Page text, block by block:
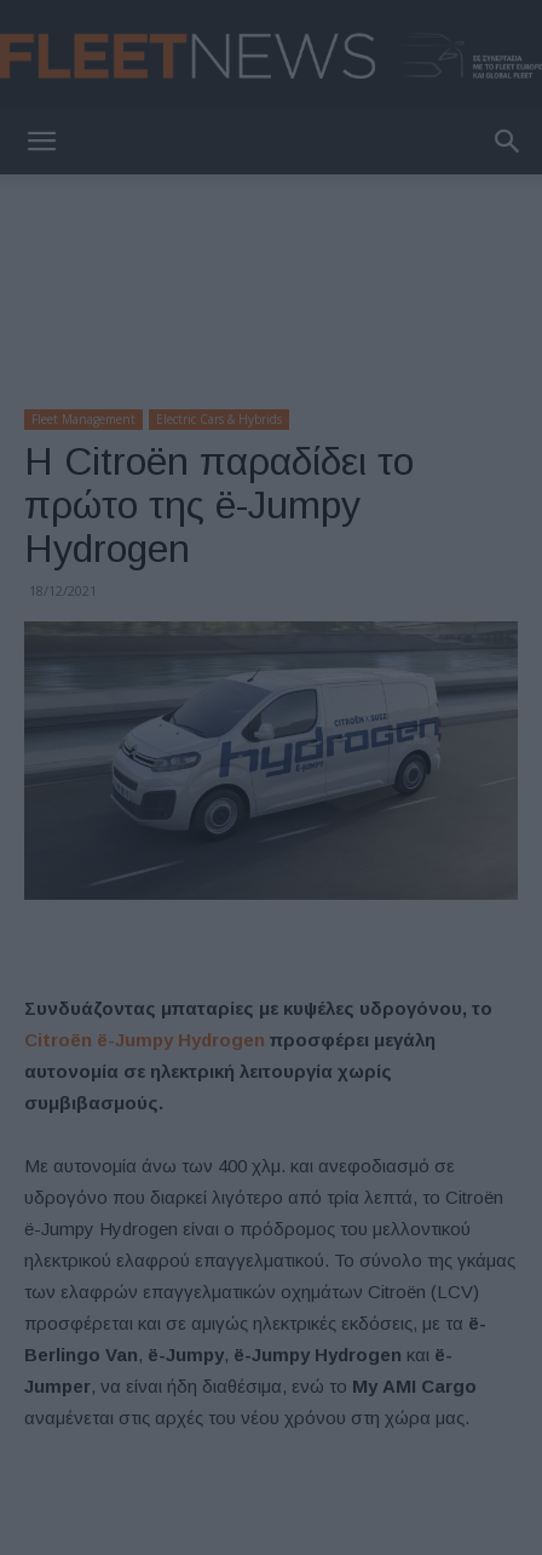
Fleet Management Electric Cars & Hybrids
Η Citroën παραδίδει το
πρώτο της ë-Jumpy
Hydrogen
18/12/2021
Συνδυάζοντας μπαταρίες με κυψέλες υδρογόνου, το
Citroën ë-Jumpy Hydrogen προσφέρει μεγάλη
αυτονομία σε ηλεκτρική λειτουργία χωρίς
συμβιβασμούς.
Με αυτονομία άνω των 400 χλμ. και ανεφοδιασμό σε
υδρογόνο που διαρκεί λιγότερο από τρία λεπτά, το Citroën
ë-Jumpy Hydrogen είναι ο πρόδρομος του μελλοντικού
ηλεκτρικού ελαφρού επαγγελματικού. Το σύνολο της γκάμας
των ελαφρών επαγγελματικών οχημάτων Citroën (LCV)
προσφέρεται και σε αμιγώς ηλεκτρικές εκδόσεις, με τα ë-
Berlingo Van, ë-Jumpy, ë-Jumpy Hydrogen και ë-
Jumper, να είναι ήδη διαθέσιμα, ενώ τo Μy ΑΜΙ Cargo
αναμένεται στις αρχές του νέου χρόνου στη χώρα μας.